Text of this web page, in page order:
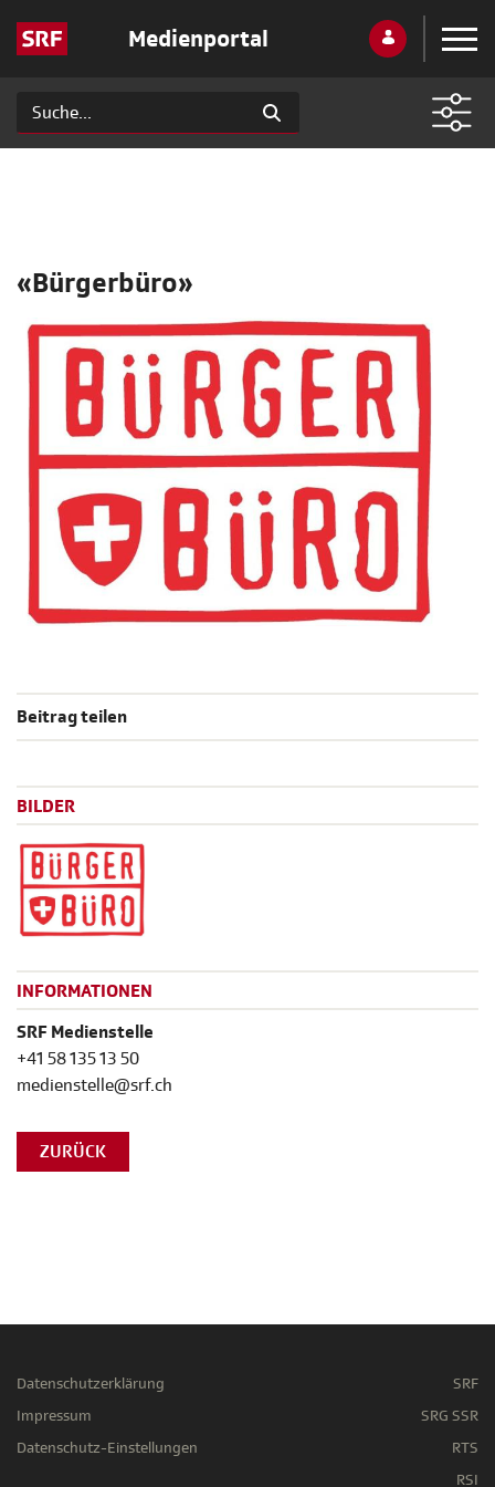
Medienportal
«Bürgerbüro»
Beitrag teilen
BILDER
INFORMATIONEN
SRF Medienstelle
+41 58 135 13 50
medienstelle@srf.ch
ZURÜCK
Datenschutzerklärung
Impressum
Datenschutz-Einstellungen
SRF
SRG SSR
RTS
RSI